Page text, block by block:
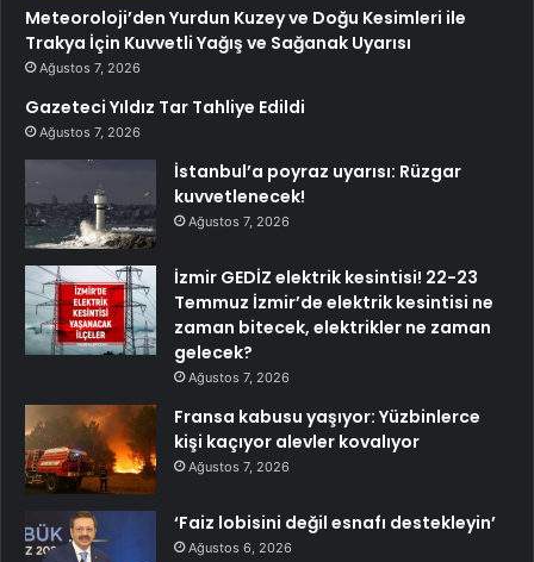
Meteoroloji’den Yurdun Kuzey ve Doğu Kesimleri ile
Trakya İçin Kuvvetli Yağış ve Sağanak Uyarısı
Ağustos 7, 2026
Gazeteci Yıldız Tar Tahliye Edildi
Ağustos 7, 2026
İstanbul’a poyraz uyarısı: Rüzgar
kuvvetlenecek!
Ağustos 7, 2026
İzmir GEDİZ elektrik kesintisi! 22-23
Temmuz İzmir’de elektrik kesintisi ne
zaman bitecek, elektrikler ne zaman
gelecek?
Ağustos 7, 2026
Fransa kabusu yaşıyor: Yüzbinlerce
kişi kaçıyor alevler kovalıyor
Ağustos 7, 2026
‘Faiz lobisini değil esnafı destekleyin’
Ağustos 6, 2026